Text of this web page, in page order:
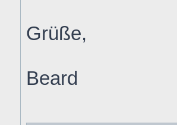
Grüße,
Beard